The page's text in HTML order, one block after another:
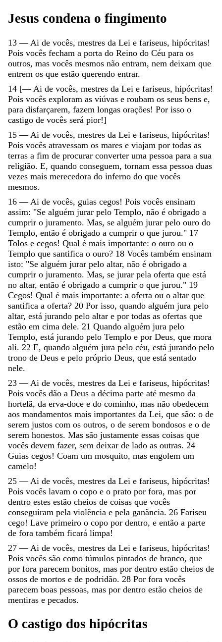
Jesus condena o fingimento
13 — Ai de vocês, mestres da Lei e fariseus, hipócritas!
Pois vocês fecham a porta do Reino do Céu para os
outros, mas vocês mesmos não entram, nem deixam que
entrem os que estão querendo entrar.
14 [— Ai de vocês, mestres da Lei e fariseus, hipócritas!
Pois vocês exploram as viúvas e roubam os seus bens e,
para disfarçarem, fazem longas orações! Por isso o
castigo de vocês será pior!]
15 — Ai de vocês, mestres da Lei e fariseus, hipócritas!
Pois vocês atravessam os mares e viajam por todas as
terras a fim de procurar converter uma pessoa para a sua
religião. E, quando conseguem, tornam essa pessoa duas
vezes mais merecedora do inferno do que vocês
mesmos.
16 — Ai de vocês, guias cegos! Pois vocês ensinam
assim: "Se alguém jurar pelo Templo, não é obrigado a
cumprir o juramento. Mas, se alguém jurar pelo ouro do
Templo, então é obrigado a cumprir o que jurou." 17
Tolos e cegos! Qual é mais importante: o ouro ou o
Templo que santifica o ouro? 18 Vocês também ensinam
isto: "Se alguém jurar pelo altar, não é obrigado a
cumprir o juramento. Mas, se jurar pela oferta que está
no altar, então é obrigado a cumprir o que jurou." 19
Cegos! Qual é mais importante: a oferta ou o altar que
santifica a oferta? 20 Por isso, quando alguém jura pelo
altar, está jurando pelo altar e por todas as ofertas que
estão em cima dele. 21 Quando alguém jura pelo
Templo, está jurando pelo Templo e por Deus, que mora
ali. 22 E, quando alguém jura pelo céu, está jurando pelo
trono de Deus e pelo próprio Deus, que está sentado
nele.
23 — Ai de vocês, mestres da Lei e fariseus, hipócritas!
Pois vocês dão a Deus a décima parte até mesmo da
hortelã, da erva-doce e do cominho, mas não obedecem
aos mandamentos mais importantes da Lei, que são: o de
serem justos com os outros, o de serem bondosos e o de
serem honestos. Mas são justamente essas coisas que
vocês devem fazer, sem deixar de lado as outras. 24
Guias cegos! Coam um mosquito, mas engolem um
camelo!
25 — Ai de vocês, mestres da Lei e fariseus, hipócritas!
Pois vocês lavam o copo e o prato por fora, mas por
dentro estes estão cheios de coisas que vocês
conseguiram pela violência e pela ganância. 26 Fariseu
cego! Lave primeiro o copo por dentro, e então a parte
de fora também ficará limpa!
27 — Ai de vocês, mestres da Lei e fariseus, hipócritas!
Pois vocês são como túmulos pintados de branco, que
por fora parecem bonitos, mas por dentro estão cheios de
ossos de mortos e de podridão. 28 Por fora vocês
parecem boas pessoas, mas por dentro estão cheios de
mentiras e pecados.
O castigo dos hipócritas